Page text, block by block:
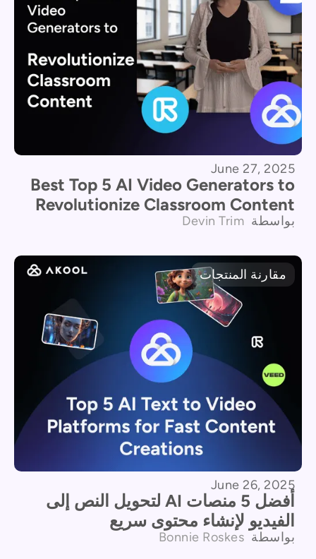
June 27, 2025
Best Top 5 AI Video Generators to
Revolutionize Classroom Content
بواسطة Devin Trim
مقارنة المنتجات
June 26, 2025
أفضل 5 منصات AI لتحويل النص إلى
الفيديو لإنشاء محتوى سريع
بواسطة Bonnie Roskes